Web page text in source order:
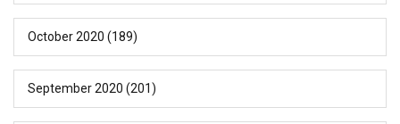
October 2020 (189)
September 2020 (201)